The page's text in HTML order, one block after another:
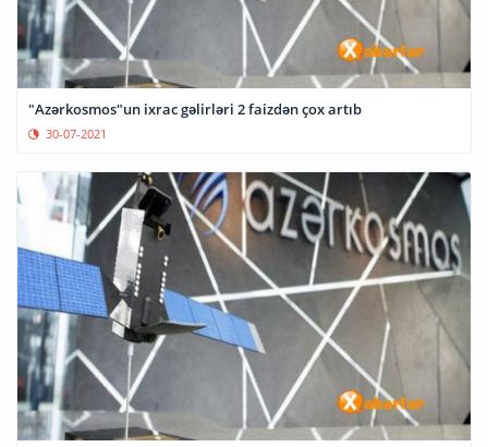
"Azərkosmos"un ixrac gəlirləri 2 faizdən çox artıb
30-07-2021